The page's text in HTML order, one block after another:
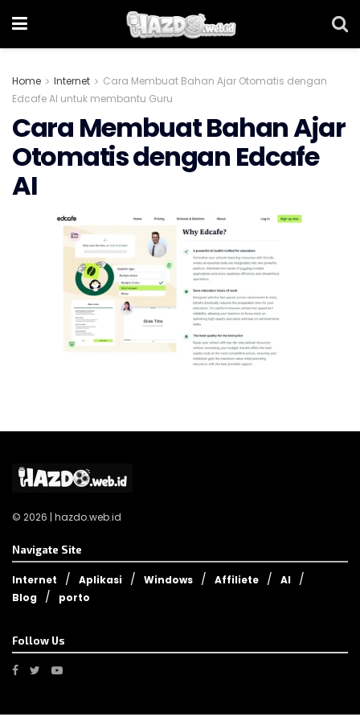
Home Internet
Cara Membuat Bahan Ajar Otomatis dengan
Edcafe AI untuk membantu Guru
Cara Membuat Bahan Ajar
Otomatis dengan Edcafe
AI
© 2026 | hazdo.web.id
Navigate Site
Internet Aplikasi Windows Affiliete
AI
Blog
porto
Follow Us